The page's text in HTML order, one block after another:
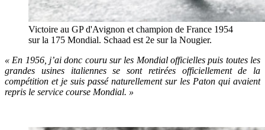
Victoire au GP d'Avignon et champion de France 1954
sur la 175 Mondial. Schaad est 2e sur la Nougier.
« En 1956, j’ai donc couru sur les Mondial officielles puis toutes les
grandes usines italiennes se sont retirées officiellement de la
compétition et je suis passé naturellement sur les Paton qui avaient
repris le service course Mondial. »